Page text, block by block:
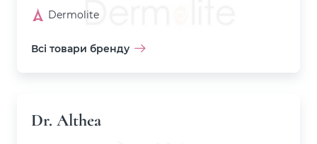
Dermolite
Всі товари бренду
Dr. Althea